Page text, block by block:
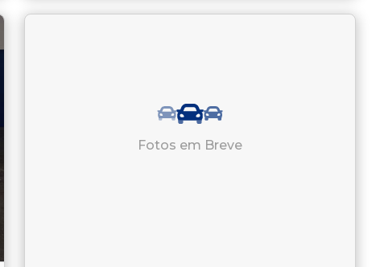
Fotos em Breve